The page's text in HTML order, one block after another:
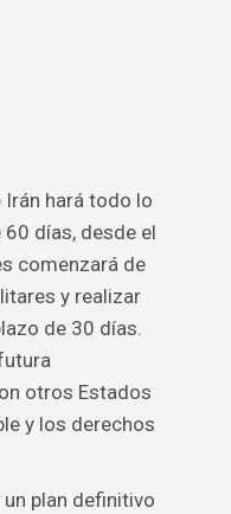
hará todo lo
días, desde el
comenzará de
y realizar
de 30 días.
otros Estados
y los derechos
plan definitivo